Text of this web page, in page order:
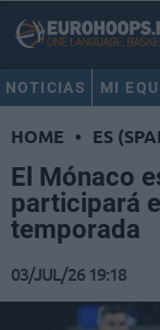
NOTICIAS MI
HOME • ES
El Mónaco
participará
temporada
03/JUL/26 19:18